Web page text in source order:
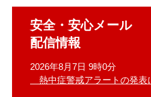
安全・安心メール
配信情報
2026年8月7日 9時0分
熱中症警戒アラートの発表